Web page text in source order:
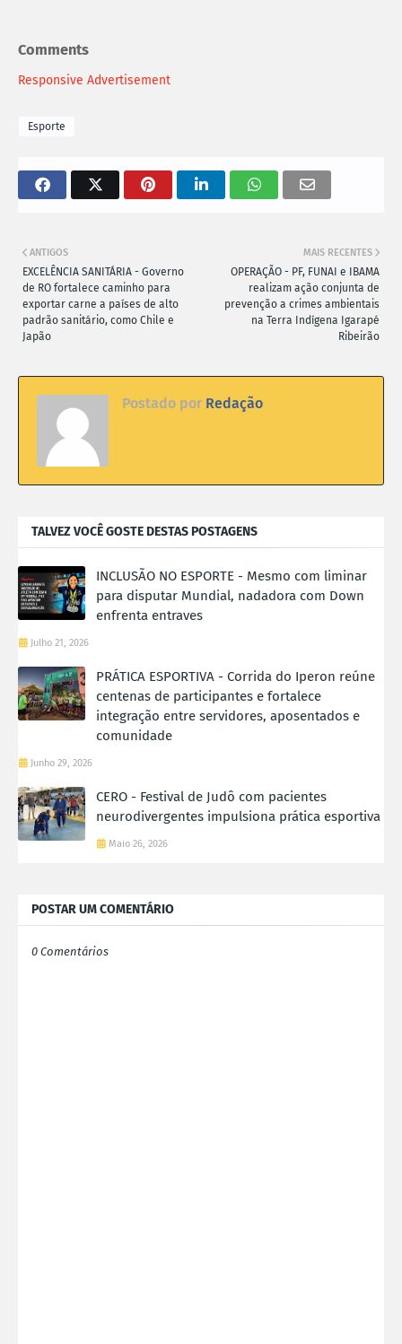
Comments
Responsive Advertisement
Esporte
MAIS RECENTES
OPERAÇÃO - PF, FUNAI e IBAMA
realizam ação conjunta de
prevenção a crimes ambientais
na Terra Indígena Igarapé
Ribeirão
ANTIGOS
EXCELÊNCIA SANITÁRIA - Governo
de RO fortalece caminho para
exportar carne a países de alto
padrão sanitário, como Chile e
Japão
Postado por Redação
TALVEZ VOCÊ GOSTE DESTAS POSTAGENS
INCLUSÃO NO ESPORTE - Mesmo com liminar
para disputar Mundial, nadadora com Down
enfrenta entraves
Julho 21, 2026
PRÁTICA ESPORTIVA - Corrida do Iperon reúne
centenas de participantes e fortalece
integração entre servidores, aposentados e
comunidade
Junho 29, 2026
CERO - Festival de Judô com pacientes
neurodivergentes impulsiona prática esportiva
Maio 26, 2026
POSTAR UM COMENTÁRIO
0 Comentários